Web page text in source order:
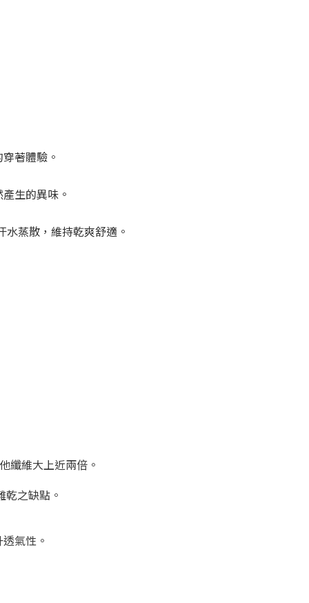
著體驗。
生的異味。
蒸散，維持乾爽舒適。
纖維大上近兩倍。
之缺點。
氣性。